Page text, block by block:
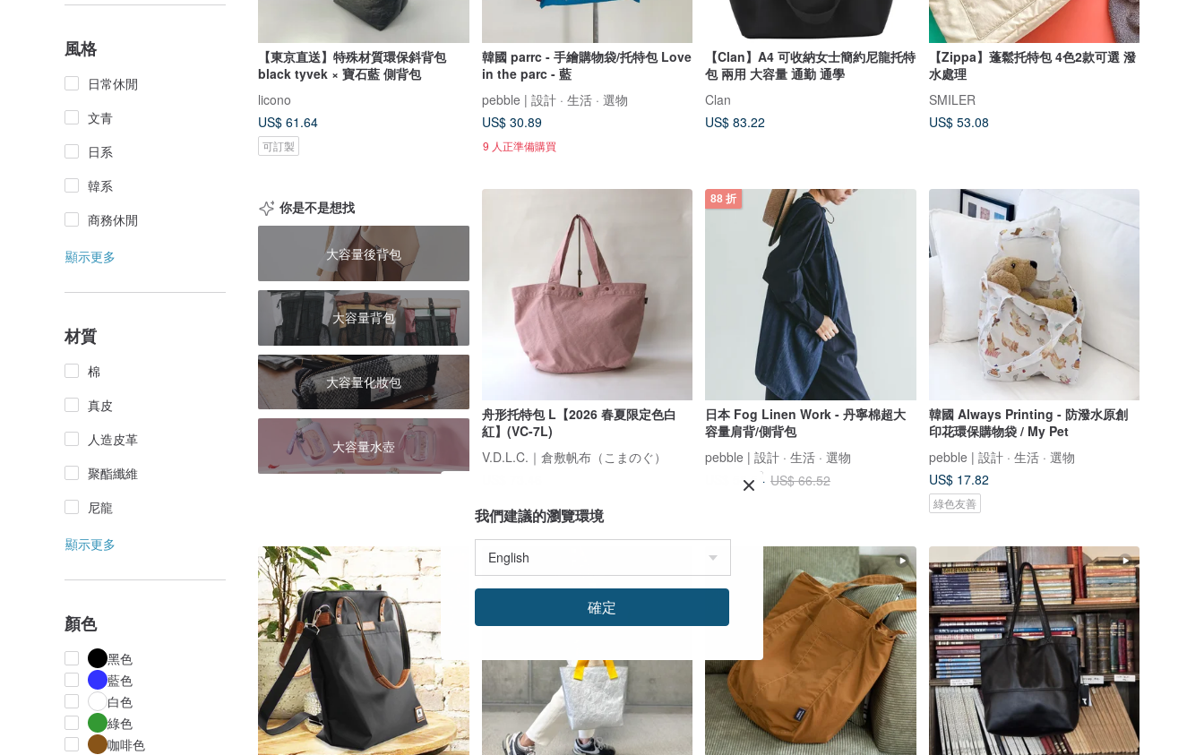
風格
日常休閒
文青
日系
韓系
商務休閒
顯示更多
材質
棉
真皮
人造皮革
聚酯纖維
尼龍
顯示更多
顏色
黑色
藍色
白色
綠色
咖啡色
【東京直送】特殊材質環保斜背包
black tyvek × 寶石藍 側背包
licono
US$ 61.64
可訂製
韓國 parrc - 手繪購物袋/托特包 Love
in the parc - 藍
pebble | 設計 · 生活 · 選物
US$ 30.89
9 人正準備購買
【Clan】A4 可收納女士簡約尼龍托特
包 兩用 大容量 通勤 通學
Clan
US$ 83.22
【Zippa】蓬鬆托特包 4色2款可選 潑
水處理
SMILER
US$ 53.08
你是不是想找
大容量後背包
大容量背包
大容量化妝包
大容量水壺
舟形托特包 L【2026 春夏限定色白
紅】(VC-7L)
V.D.L.C.｜倉敷帆布（こまのぐ）
88 折
日本 Fog Linen Work - 丹寧棉超大
容量肩背/側背包
pebble | 設計 · 生活 · 選物
US$ 58.54 US$ 66.52
韓國 Always Printing - 防潑水原創
印花環保購物袋 / My Pet
pebble | 設計 · 生活 · 選物
US$ 17.82
綠色友善
免運
我們建議的瀏覽環境
確定